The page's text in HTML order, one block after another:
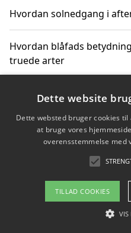
Hvordan solnedgang i
Hvordan blåfads
truede arter
Hvordan kan gaver til
Copyright
Om / kontakt
Dette website
Dette websted bruger cookies
at bruge vores
overensstemmelse med
TILLAD COOKIES
VIS